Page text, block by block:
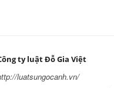
ty luật Đỗ Gia Việt
luatsungocanh.vn/